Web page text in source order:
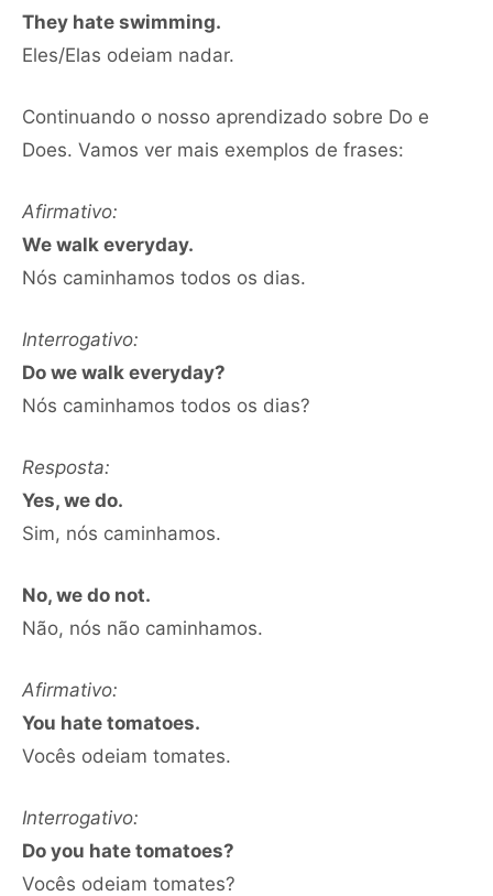
They hate swimming.
Eles/Elas odeiam nadar.
Continuando o nosso aprendizado sobre Do e
Does. Vamos ver mais exemplos de frases:
Afirmativo:
We walk everyday.
Nós caminhamos todos os dias.
Interrogativo:
Do we walk everyday?
Nós caminhamos todos os dias?
Resposta:
Yes, we do.
Sim, nós caminhamos.
No, we do not.
Não, nós não caminhamos.
Afirmativo:
You hate tomatoes.
Vocês odeiam tomates.
Interrogativo:
Do you hate tomatoes?
Vocês odeiam tomates?